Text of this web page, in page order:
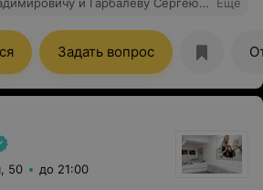
за их проявленный
время проведения
(колоноскопия). Всем
Задать вопрос
50 до 21:00